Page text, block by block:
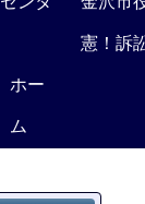
憲！訴
ホー
ム